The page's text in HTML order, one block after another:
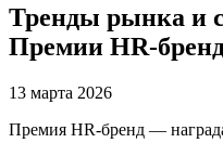
Тренды рынка и
Премии HR-
13 марта 2026
Премия HR-бренд —